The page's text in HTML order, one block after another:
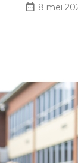
8 mei